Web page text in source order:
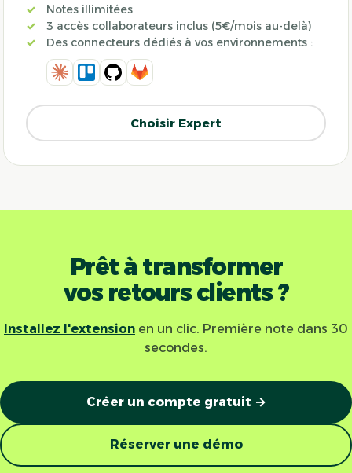
Notes illimitées
3 accès collaborateurs inclus (5€/mois au-delà)
Des connecteurs dédiés à vos environnements :
Choisir Expert
Prêt à transformer
vos retours clients ?
Installez l'extension en un clic. Première note dans 30
secondes.
Créer un compte gratuit →
Réserver une démo